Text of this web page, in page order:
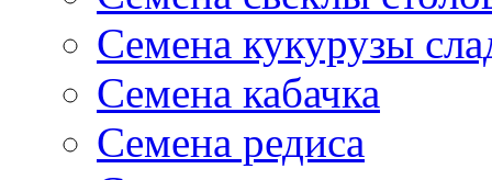
Семена кукурузы
Семена кабачка
Семена редиса